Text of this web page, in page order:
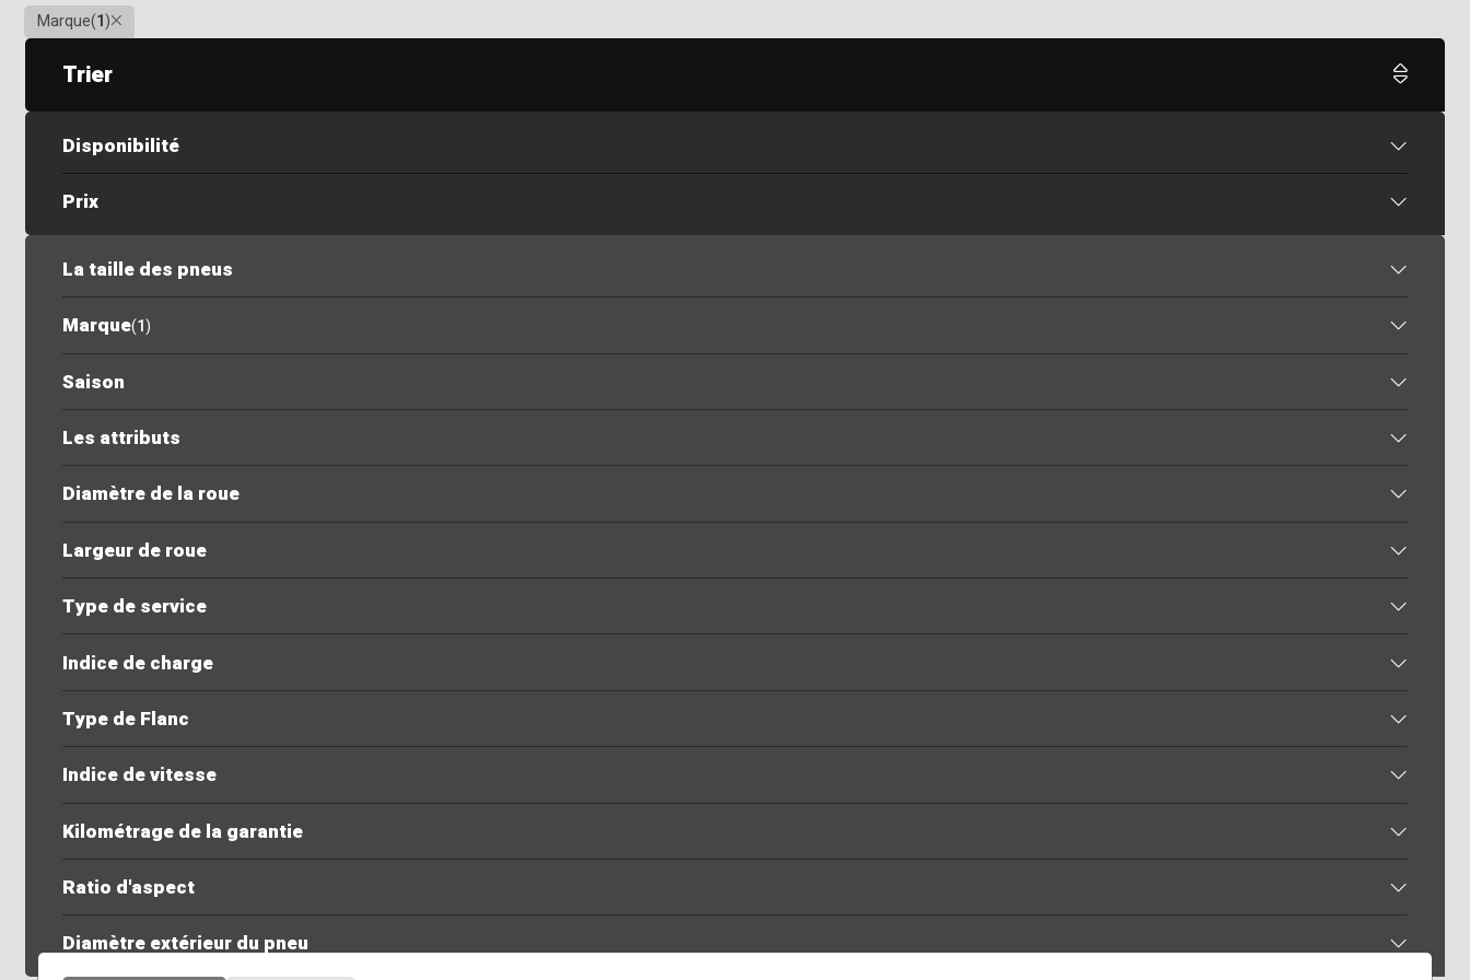
Marque(1)Clair
Trier
Disponibilité
Prix
La taille des pneus
Marque(1)
Saison
Les attributs
Diamètre de la roue
Largeur de roue
Type de service
Indice de charge
Type de Flanc
Indice de vitesse
Kilométrage de la garantie
Ratio d'aspect
Diamètre extérieur du pneu